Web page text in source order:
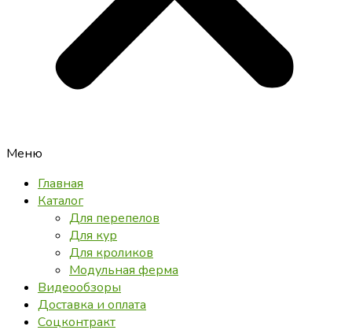
Меню
Главная
Каталог
Для перепелов
Для кур
Для кроликов
Модульная ферма
Видеообзоры
Доставка и оплата
Соцконтракт